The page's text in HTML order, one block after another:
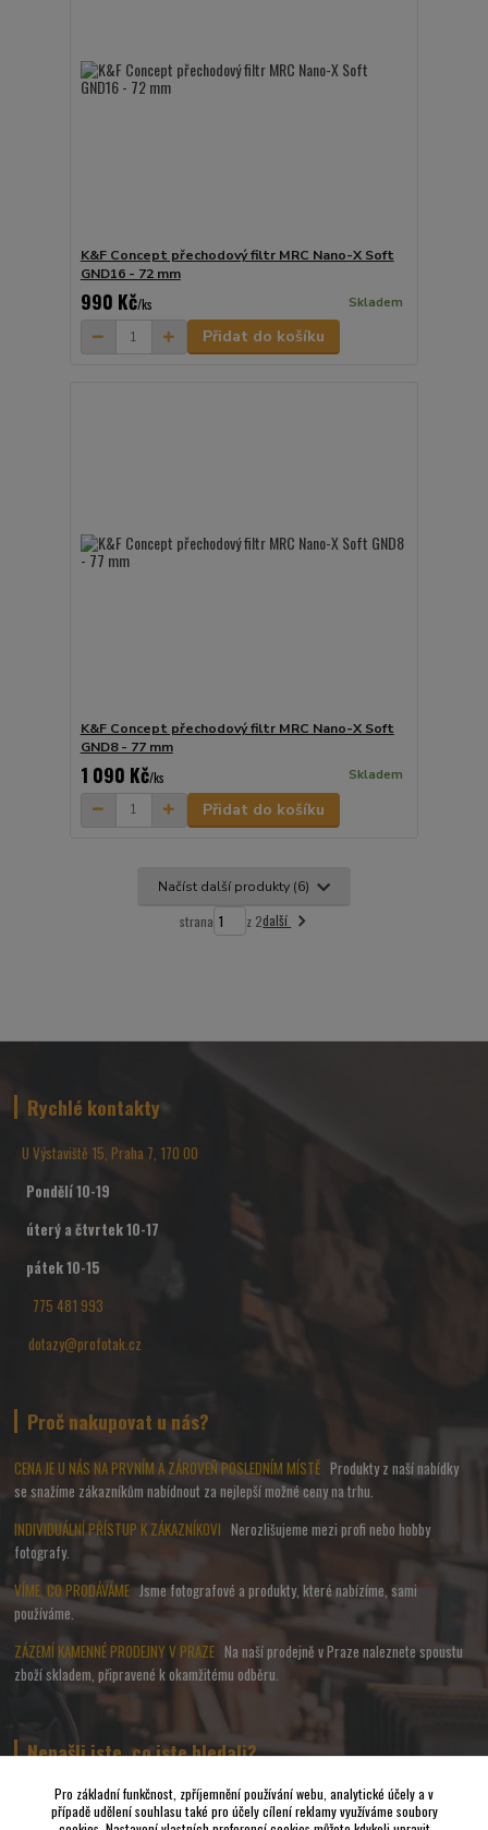
K&F Concept přechodový filtr MRC Nano-X Soft
GND16 - 72 mm
990 Kč/ks Skladem
Přidat do košíku
K&F Concept přechodový filtr MRC Nano-X Soft
GND8 - 77 mm
1 090 Kč/ks Skladem
Přidat do košíku
Načíst další produkty (6)
strana z 2další
Rychlé kontakty
U Výstaviště 15, Praha 7, 170 00
Pondělí 10-19
úterý a čtvrtek 10-17
pátek 10-15
775 481 993
dotazy@profotak.cz
Proč nakupovat u nás?
CENA JE U NÁS NA PRVNÍM A ZÁROVEŇ POSLEDNÍM MÍSTĚ Produkty z naší nabídky
se snažíme zákazníkům nabídnout za nejlepší možné ceny na trhu.
INDIVIDUÁLNÍ PŘÍSTUP K ZÁKAZNÍKOVINerozlišujeme mezi profi nebo hobby
fotografy.
VÍME, CO PRODÁVÁMEJsme fotografové a produkty, které nabízíme, sami
používáme.
ZÁZEMÍ KAMENNÉ PRODEJNY V PRAZENa naší prodejně v Praze naleznete spoustu
zboží skladem, připravené k okamžitému odběru.
Nenašli jste, co jste hledali?
Napište nám a pokusíme se udělat vše, abychom pro Vás sehnali to
Pro základní funkčnost, zpříjemnění používání webu, analytické účely a v
případě udělení souhlasu také pro účely cílení reklamy využíváme soubory